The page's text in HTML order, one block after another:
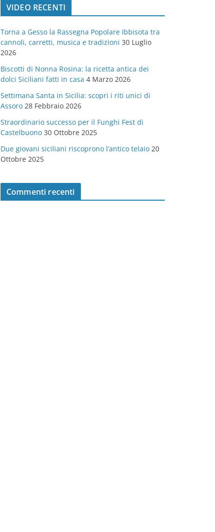
o
r
e
VIDEO RECENTI
Torna a Gesso la Rassegna Popolare Ibbisota tra
cannoli, carretti, musica e tradizioni 30 Luglio
2026
Biscotti di Nonna Rosina: la ricetta antica dei
dolci Siciliani fatti in casa 4 Marzo 2026
Settimana Santa in Sicilia: scopri i riti unici di
Assoro 28 Febbraio 2026
Straordinario successo per il Funghi Fest di
Castelbuono 30 Ottobre 2025
Due giovani siciliani riscoprono l’antico telaio 20
Ottobre 2025
Commenti recenti